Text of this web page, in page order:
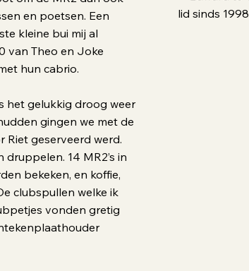
en poetsen. Een
kleine bui mij al
van Theo en Joke
hun cabrio.
het gelukkig droog weer
gingen we met de
Riet geserveerd werd.
14 MR2’s in
bekeken, en koffie,
clubspullen welke ik
vonden gretig
lid sinds 1998